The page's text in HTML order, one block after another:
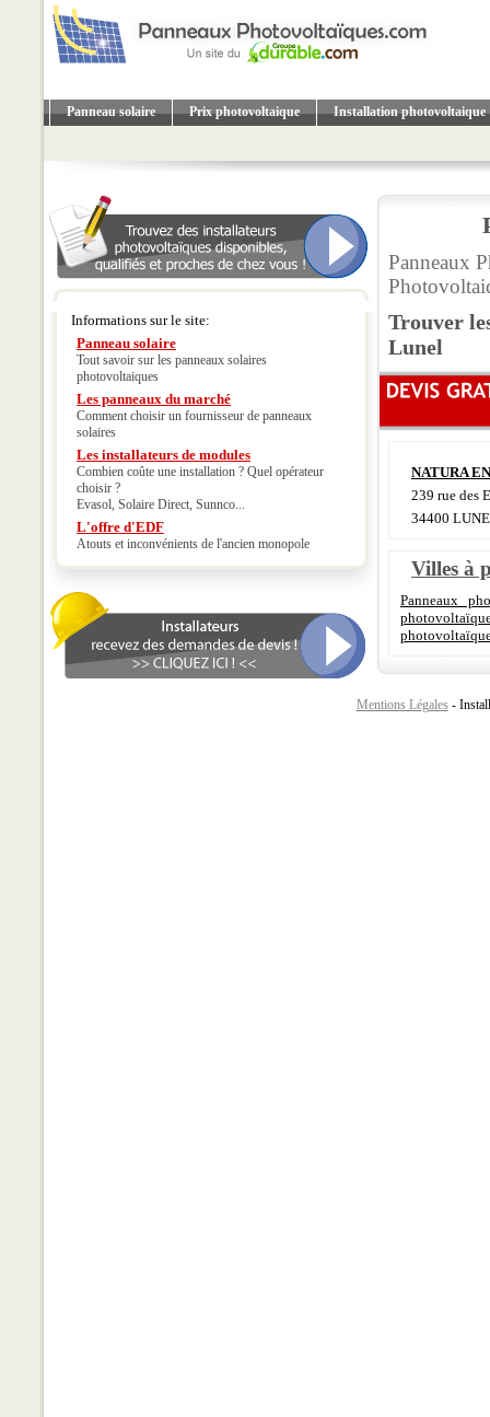
Panneau solaire Prix photovoltaique Installation photovoltaique
Informations sur le site:
Panneau solaire
Tout savoir sur les panneaux solaires
photovoltaiques
Les panneaux du marché
Comment choisir un fournisseur de panneaux
solaires
Les installateurs de modules
Combien coûte une installation ? Quel opérateur
choisir ?
Evasol, Solaire Direct, Sunnco...
L'offre d'EDF
Atouts et inconvénients de l'ancien monopole
Panneaux
Trouver
Lunel
NATURA
239 rue des
34400
Villes à
Panneaux
Mentions Légales -